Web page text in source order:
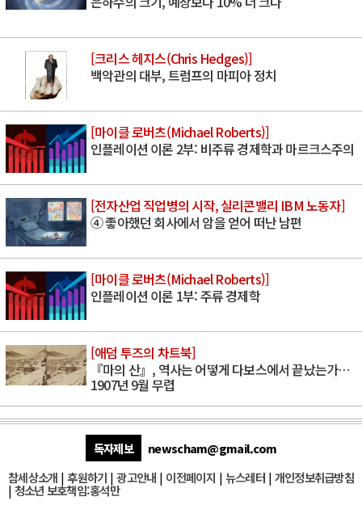
[크리스 헤지스(Chris Hedges)]
백악관의 대부, 트럼프의 마피아 정치
[마이클 로버츠(Michael Roberts)]
인플레이션 이론 2부: 비주류 경제학과 마르크스주의
[전자산업 직업병의 시작, 실리콘밸리 IBM 노동자]
④ 좋아했던 회사에서 암을 얻어 떠난 남편
[마이클 로버츠(Michael Roberts)]
인플레이션 이론 1부: 주류 경제학
[애덤 투즈의 차트북]
『마의 산』, 역사는 어떻게 다보스에서 끝났는가…
1907년 9월 무렵
독자제보
newscham@gmail.com
참세상소개 | 후원하기 |광고안내 | 이전페이지 | 뉴스레터| 개인정보취급방침
| 청소년 보호책임:홍석만